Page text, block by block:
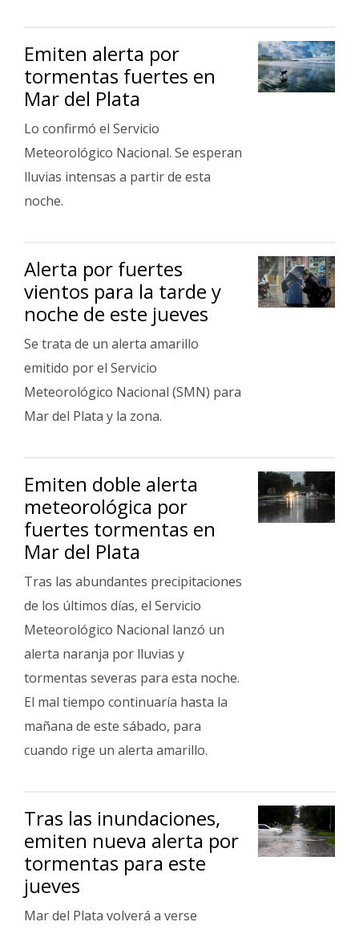
Emiten alerta por
tormentas fuertes en
Mar del Plata
Lo confirmó el Servicio
Meteorológico Nacional. Se esperan
lluvias intensas a partir de esta
noche.
Alerta por fuertes
vientos para la tarde y
noche de este jueves
Se trata de un alerta amarillo
emitido por el Servicio
Meteorológico Nacional (SMN) para
Mar del Plata y la zona.
Emiten doble alerta
meteorológica por
fuertes tormentas en
Mar del Plata
Tras las abundantes precipitaciones
de los últimos días, el Servicio
Meteorológico Nacional lanzó un
alerta naranja por lluvias y
tormentas severas para esta noche.
El mal tiempo continuaría hasta la
mañana de este sábado, para
cuando rige un alerta amarillo.
Tras las inundaciones,
emiten nueva alerta por
tormentas para este
jueves
Mar del Plata volverá a verse